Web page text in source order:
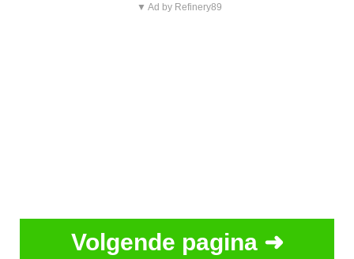
▼ Ad by Refinery89
Volgende pagina ➜